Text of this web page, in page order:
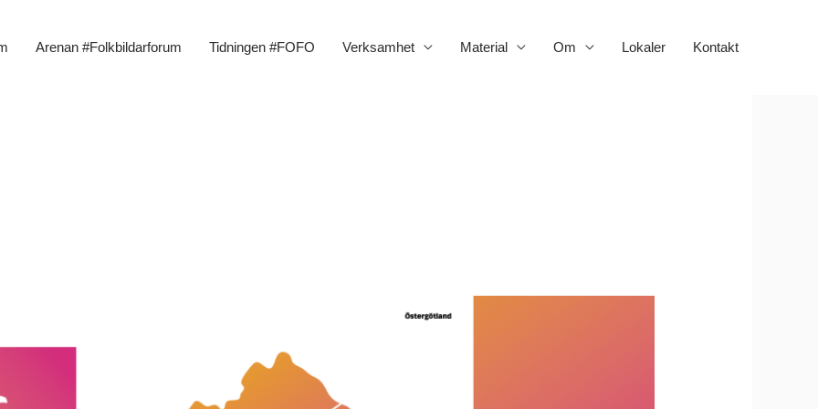
Arenan #Folkbildarforum Tidningen #FOFO Verksamhet Material Om Lokaler Kontakt